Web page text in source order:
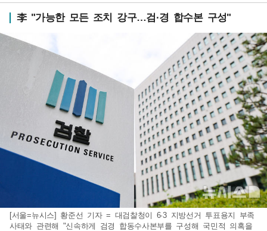
李 "가능한 모든 조치 강구…검·경 합수본 구성"
[서울=뉴시스] 황준선 기자 = 대검찰청이 6·3 지방선거 투표용지 부족
사태와 관련해 "신속하게 검경 합동수사본부를 구성해 국민적 의혹을